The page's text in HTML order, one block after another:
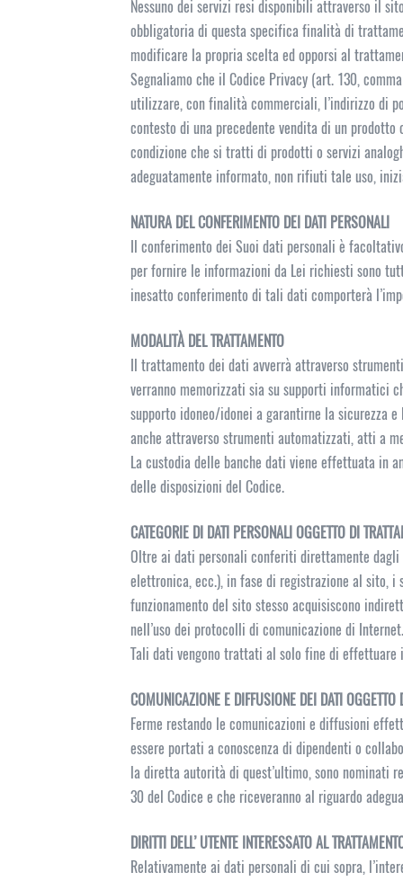
Nessuno dei servizi resi disponibili attraverso il
obbligatoria di questa specifica finalità di
modificare la propria scelta ed opporsi al
Segnaliamo che il Codice Privacy (art. 130,
utilizzare, con finalità commerciali, l’indirizzo di
contesto di una precedente vendita di un
condizione che si tratti di prodotti o servizi
adeguatamente informato, non rifiuti tale uso,
NATURA DEL CONFERIMENTO DEI DATI PERSONALI
Il conferimento dei Suoi dati personali è
per fornire le informazioni da Lei richiesti sono
inesatto conferimento di tali dati comporterà
MODALITÀ DEL TRATTAMENTO
Il trattamento dei dati avverrà attraverso
verranno memorizzati sia su supporti informatici
supporto idoneo/idonei a garantirne la sicurezza
anche attraverso strumenti automatizzati, atti a
La custodia delle banche dati viene effettuata
delle disposizioni del Codice.
CATEGORIE DI DATI PERSONALI OGGETTO DI
Oltre ai dati personali conferiti direttamente
elettronica, ecc.), in fase di registrazione al sito,
funzionamento del sito stesso acquisiscono
nell’uso dei protocolli di comunicazione di Internet.
Tali dati vengono trattati al solo fine di effettuare
COMUNICAZIONE E DIFFUSIONE DEI DATI OGGETTO
Ferme restando le comunicazioni e diffusioni
essere portati a conoscenza di dipendenti o
la diretta autorità di quest’ultimo, sono
30 del Codice e che riceveranno al riguardo
DIRITTI DELL’ UTENTE INTERESSATO AL
Relativamente ai dati personali di cui sopra,